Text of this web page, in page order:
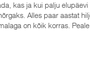
kas ja kui palju
Alles paar aastat
on kõik korras.